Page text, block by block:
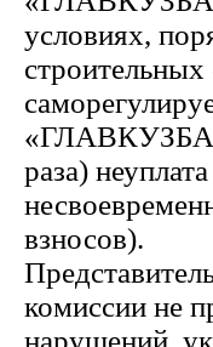
условиях,
раза)
взносов).
комиссии не
нарушений,